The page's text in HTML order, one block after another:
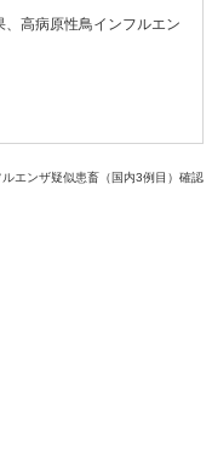
、高病原性鳥インフルエン
エンザ疑似患畜（国内3例目）確認